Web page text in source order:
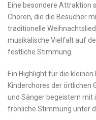
Eine besondere‌ Attraktion
Chören, die die‌ Besucher⁤
⁣traditionelle
musikalische Vielfalt auf⁢
festliche Stimmung.
Ein Highlight⁤ für die
Kinderchores der örtlichen
und Sänger begeistern mit
⁢fröhliche Stimmung unter